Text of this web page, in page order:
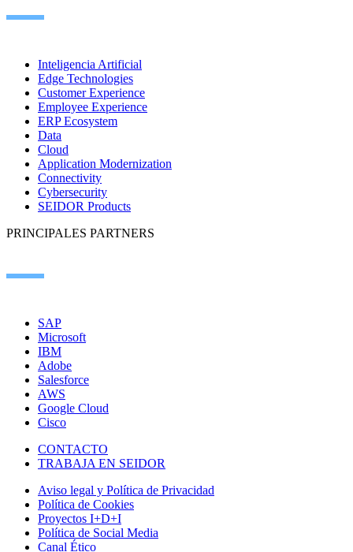
Inteligencia Artificial
Edge Technologies
Customer Experience
Employee Experience
ERP Ecosystem
Data
Cloud
Application Modernization
Connectivity
Cybersecurity
SEIDOR Products
PRINCIPALES PARTNERS
SAP
Microsoft
IBM
Adobe
Salesforce
AWS
Google Cloud
Cisco
CONTACTO
TRABAJA EN SEIDOR
Aviso legal y Política de Privacidad
Política de Cookies
Proyectos I+D+I
Política de Social Media
Canal Ético